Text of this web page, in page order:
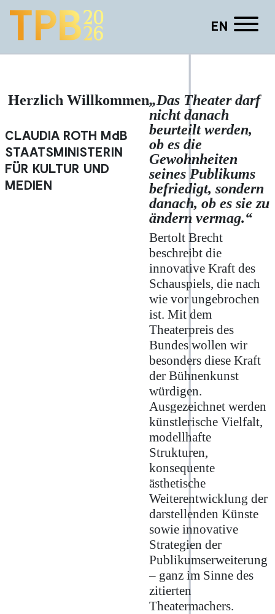
EN
Anna-Katharina Müller
Herzlich Willkommen
CLAUDIA ROTH MdB
STAATSMINISTERIN
FÜR KULTUR UND
MEDIEN
„Das Theater darf
nicht danach
beurteilt werden,
ob es die
Gewohnheiten
seines Publikums
befriedigt, sondern
danach, ob es sie zu
ändern vermag.“
Bertolt Brecht
beschreibt die
innovative Kraft des
Schauspiels, die nach
wie vor ungebrochen
ist. Mit dem
Theaterpreis des
Bundes wollen wir
besonders diese Kraft
der Bühnenkunst
würdigen.
Ausgezeichnet werden
künstlerische Vielfalt,
modellhafte
Strukturen,
konsequente
ästhetische
Weiterentwicklung der
darstellenden Künste
sowie innovative
Strategien der
Publikumserweiterung
– ganz im Sinne des
zitierten
Theatermachers.